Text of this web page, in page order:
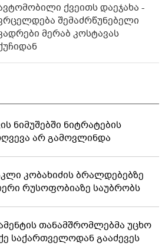
ქვეითს დაეჯახა -
შემაძრწუნებელი
მერაბ კოსტავას
ნიმუშებში ნიტრატების
არ გამოვლინდა
კობახიძის ბრალდებებზე
რუსოფობიაზე საუბრობს
თანამშრომლებმა უცხო
საქართველოდან გააძევეს